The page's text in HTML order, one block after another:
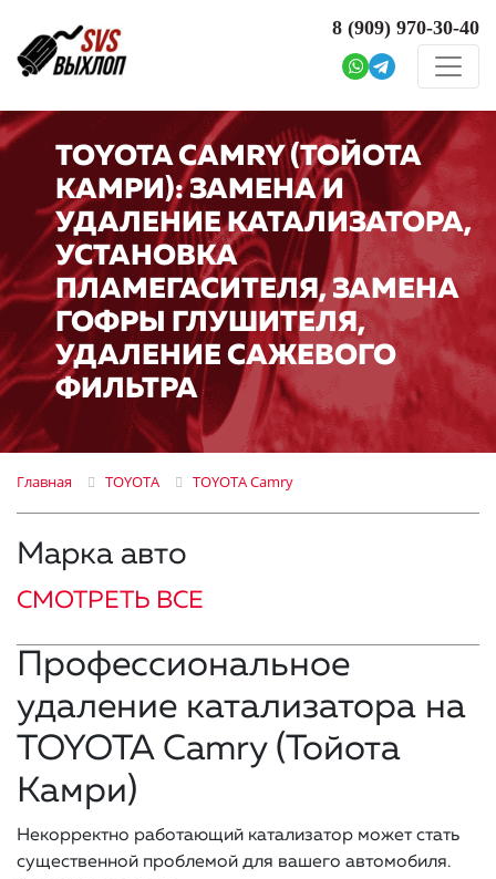
8 (909) 970-30-40
TOYOTA CAMRY (ТОЙОТА
КАМРИ): ЗАМЕНА И
УДАЛЕНИЕ КАТАЛИЗАТОРА,
УСТАНОВКА
ПЛАМЕГАСИТЕЛЯ, ЗАМЕНА
ГОФРЫ ГЛУШИТЕЛЯ,
УДАЛЕНИЕ САЖЕВОГО
ФИЛЬТРА
Главная TOYOTA TOYOTA Camry
Марка авто
СМОТРЕТЬ ВСЕ
Профессиональное
удаление катализатора на
TOYOTA Camry (Тойота
Камри)
Некорректно работающий катализатор может стать
существенной проблемой для вашего автомобиля.